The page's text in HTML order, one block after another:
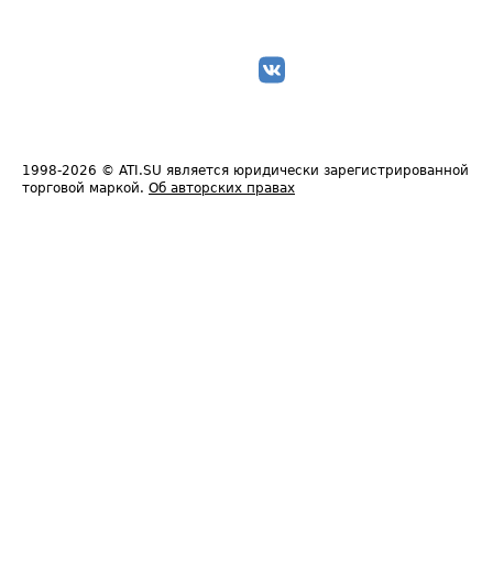
1998-2026 © ATI.SU является юридически зарегистрированной
торговой маркой. Об авторских правах